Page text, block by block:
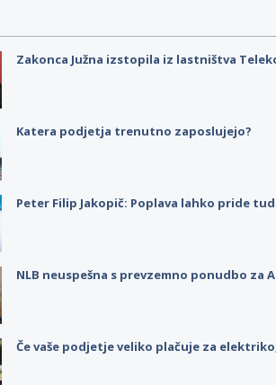
Zakonca Južna izstopila iz lastništva
Katera podjetja trenutno zaposlujejo?
Peter Filip Jakopič: Poplava lahko pride
NLB neuspešna s prevzemno ponudbo za
Če vaše podjetje veliko plačuje za